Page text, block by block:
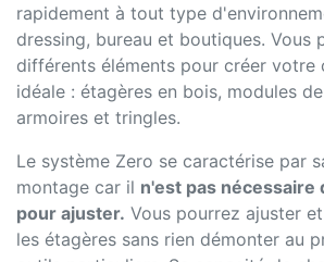
rapidement à tout type
dressing, bureau et boutiques. Vous
différents éléments pour créer votre
idéale : étagères en bois, modules
armoires et tringles.
Le système Zero se caractérise par
montage car il n'est pas nécessaire
pour ajuster. Vous pourrez ajuster
les étagères sans rien démonter au